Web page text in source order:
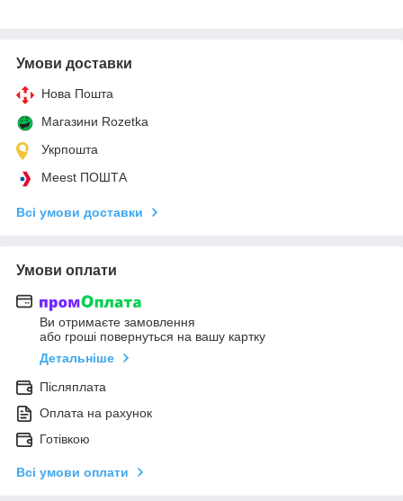
Умови доставки
Нова Пошта
Магазини Rozetka
Укрпошта
Meest ПОШТА
Всі умови доставки
Умови оплати
Ви отримаєте замовлення
або гроші повернуться на вашу картку
Детальніше
Післяплата
Оплата на рахунок
Готівкою
Всі умови оплати